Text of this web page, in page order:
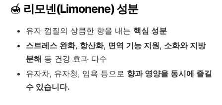
🍯 리모넨(Limonene) 성분
유자 껍질의 상큼한 향을 내는 핵심 성분
스트레스 완화, 항산화, 면역 기능 지원, 소화와 지방
분해 등 건강 효과 다수
유자차, 유자청, 입욕 등으로 향과 영양을 동시에 즐길
수 있습니다.